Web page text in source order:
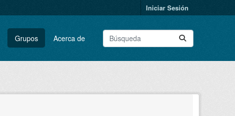
Iniciar Sesión
Grupos Acerca de